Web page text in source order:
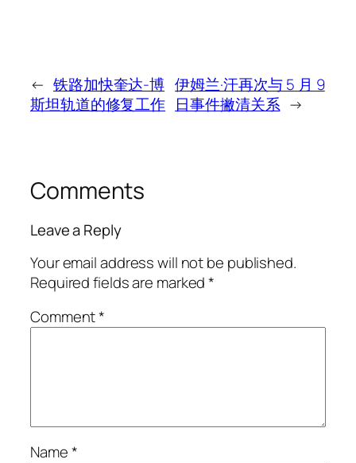
← 铁路加快奎达-博
斯坦轨道的修复工作
伊姆兰·汗再次与 5 月 9
日事件撇清关系 →
Comments
Leave a Reply
Your email address will not be published.
Required fields are marked*
Comment*
Name*